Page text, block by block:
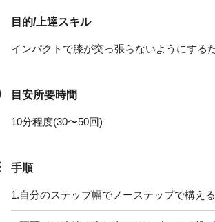
目的/上達スキル
インパクトで膝が突っ張らないようにする
目安所要時間
10分程度(30〜50回)
手順
1.自分のステップ幅でノーステップで構える